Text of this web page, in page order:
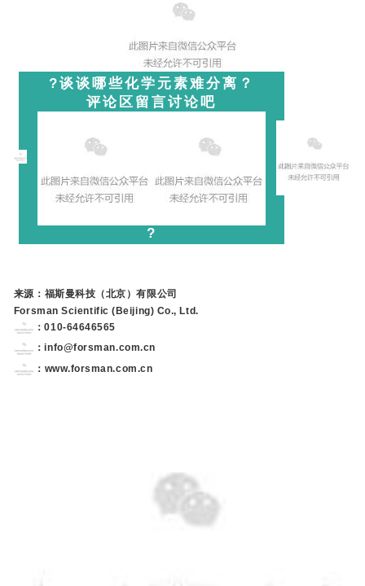
?谈谈哪些化学元素难分离？
评论区留言讨论吧
?
来源：福斯曼科技（北京）有限公司
Forsman Scientific (Beijing) Co., Ltd.
：010-64646565
：info@forsman.com.cn
： www.forsman.com.cn